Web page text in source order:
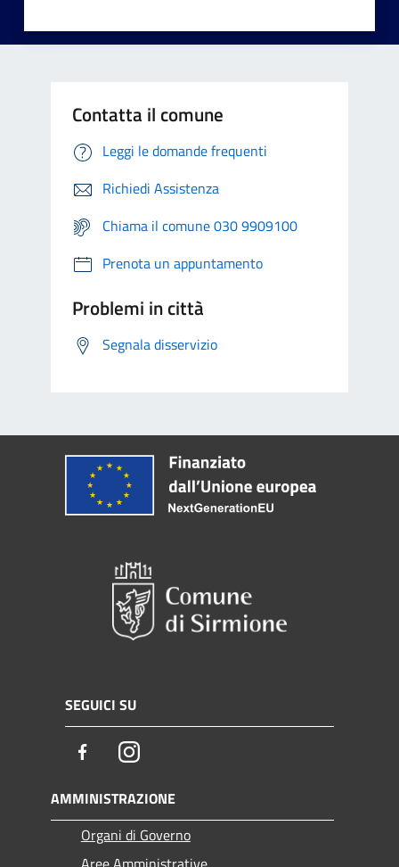
Contatta il comune
Leggi le domande frequenti
Richiedi Assistenza
Chiama il comune 030 9909100
Prenota un appuntamento
Problemi in città
Segnala disservizio
SEGUICI SU
FacebookInstagram
AMMINISTRAZIONE
Organi di Governo